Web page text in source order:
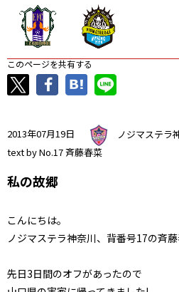
このページを共有する
2013年07月19日
ノジマステラ
text by No.17 斉藤春菜
私の故郷
こんにちは。
ノジマステラ神奈川、背番号17の斉
先日3日間のオフがあったので